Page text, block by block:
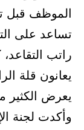
الموظف قبل
تساعد على
راتب التقاعد،
يعانون قلة
يعرض الكثير
وأكدت لجنة